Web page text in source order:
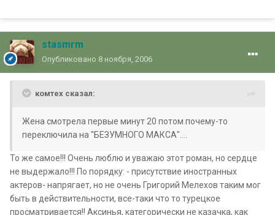
stasmrm
Опубликовано 8 ноября, 2006
комтех сказал:
Жена смотрела первые минут 20 потом почему-то
переключила на "БЕЗУМНОГО МАКСА"....
То же самое!!! Очень люблю и уважаю этот роман, но сердце
не выдержало!!! По порядку: - присутствие иностранных
актеров- напрягает, но не очень Григорий Мелехов таким мог
быть в действительности, все-таки что то турецкое
просматривается!! Аксинья, категорически не казачка, как